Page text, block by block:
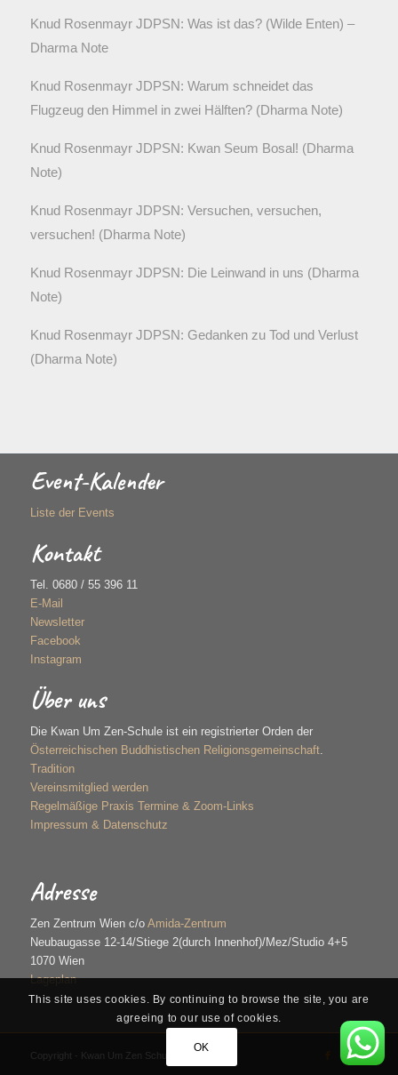
Knud Rosenmayr JDPSN: Was ist das? (Wilde Enten) –
Dharma Note
Knud Rosenmayr JDPSN: Warum schneidet das
Flugzeug den Himmel in zwei Hälften? (Dharma Note)
Knud Rosenmayr JDPSN: Kwan Seum Bosal! (Dharma
Note)
Knud Rosenmayr JDPSN: Versuchen, versuchen,
versuchen! (Dharma Note)
Knud Rosenmayr JDPSN: Die Leinwand in uns (Dharma
Note)
Knud Rosenmayr JDPSN: Gedanken zu Tod und Verlust
(Dharma Note)
Event-Kalender
Liste der Events
Kontakt
Tel. 0680 / 55 396 11
E-Mail
Newsletter
Facebook
Instagram
Über uns
Die Kwan Um Zen-Schule ist ein registrierter Orden der
Österreichischen Buddhistischen Religionsgemeinschaft.
Tradition
Vereinsmitglied werden
Regelmäßige Praxis Termine & Zoom-Links
Impressum & Datenschutz
Adresse
Zen Zentrum Wien c/o Amida-Zentrum
Neubaugasse 12-14/Stiege 2(durch Innenhof)/Mez/Studio 4+5
1070 Wien
Lageplan
Copyright - Kwan Um Zen Schule Wien
This site uses cookies. By continuing to browse the site, you are
agreeing to our use of cookies.
OK